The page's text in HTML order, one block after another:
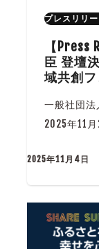
プレスリリ
【
臣 登壇
域共創
一般社団法
2025年11
2025年11月4日